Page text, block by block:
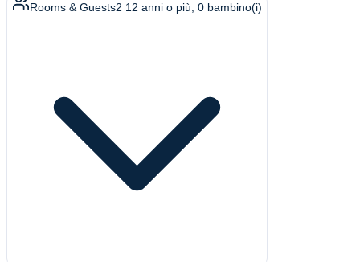
Rooms & Guests2 12 anni o più 0 bambino(i)